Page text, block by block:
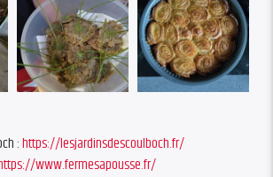
:https://lesjardinsdescoulboch.fr/
www.fermesapousse.fr/